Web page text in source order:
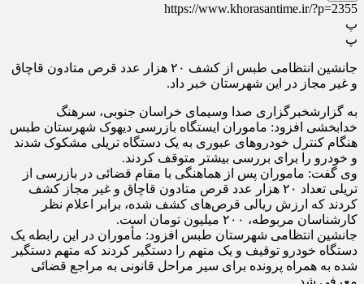
https://www.khorasantime.ir/?p=2355
پ
پ
جانشین انتظامی طبس از کشف ۲۰ هزار عدد قرص متادون قاچاق
و غیر مجاز در این شهرستان خبر داد.
به گزارشخبرگزاری صدا وسیمای خراسان جنوبی، سرهنگ
خدابخشی افزود: ماموران ایستگاه بازرسی دیهوک شهرستان طبس
هنگام کنترل خودرو‌های عبوری به یک دستگاه تریلی مشکوک شدند
و خودرو را برای بررسی بیشتر متوقف کردند.
وی گفت: ماموران پس از هماهنگی با مقام قضائی در بازرسی از
تریلی تعداد ۲۰ هزار عدد قرص متادون قاچاق و غیر مجاز کشف
کردند که ارزش ریالی قرص‌های کشف شده، برابر اعلام نظر
کارشناسان مربوطه، ۲۰۰ میلیون تومان است.
جانشین انتظامی شهرستان طبس افزود: مأموران در این رابطه یک
دستگاه خودرو توقیف و یک متهم را دستگیر کردند که متهم دستگیر
شده به همراه پرونده برای سیر مراحل قانونی به مراجع قضائی
معرفی شد.